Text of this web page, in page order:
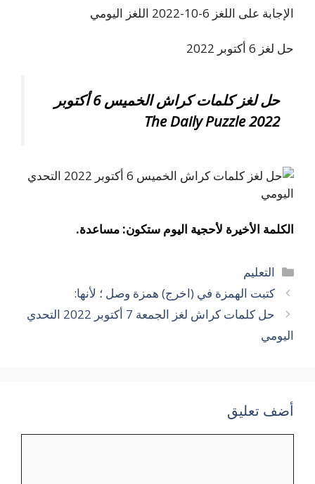
الإجابة على اللغز 6-10-2022 اللغز اليومي
حل لغز 6 أكتوبر 2022
حل لغز كلمات كراش الخميس 6 أكتوبر
2022 The Daily Puzzle
الكلمة الأخيرة لأحجية اليوم ستكون: مساعدة.
التصنيفات
التعليم
كتبت الهمزة في (اخرج) همزة وصل ؛ لأنها:
حل كلمات كراش لغز الجمعة 7 أكتوبر 2022 التحدي
اليومي
أضف تعليق